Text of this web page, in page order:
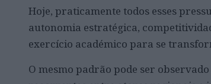
Hoje, praticamente todos esses
autonomia estratégica,
exercício académico para se
O mesmo padrão pode ser